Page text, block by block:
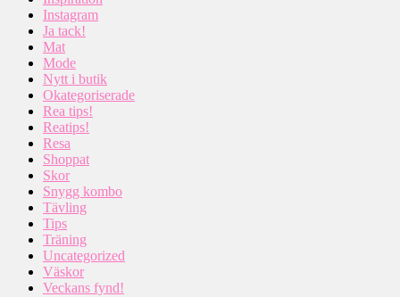
Instagram
Ja tack!
Mat
Mode
Nytt i butik
Okategoriserade
Rea tips!
Reatips!
Resa
Shoppat
Skor
Snygg kombo
Tävling
Tips
Träning
Uncategorized
Väskor
Veckans fynd!